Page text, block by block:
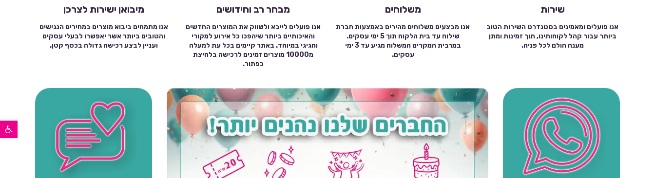
פתח סרגל נגישות
שירות
אנו פועלים ומאמינים בסטנדרט השירות הטוב
ביותר עבור קהל לקוחותינו, תוך זמינות ומתן
מענה הולם לכל פניה.
משלוחים
אנו מבצעים משלוחים מהירים באמצעות חברת
שילוח עד בית הלקוח תוך 5 ימי עסקים.
במרבית המקרים המשלוח מגיע עד 3 ימי
עסקים.
מבחר רב וחידושים
אנו פועלים לייבא ולשווק את המוצרים החדשים
והאיכותיים ביותר שיהפכו כל אירוע למקורי
וחגיגי במיוחד. באתר קיימים בכל עת למעלה
מ10000 מוצרים זמינים לרכישה בלחיצת
כפתור.
מיבואן ישירות לצרכן
אנו מתמחים ביבוא מוצרים במחירים הנגישים
והטובים ביותר אשר יאפשרו לבעלי עסקים
ועניין לבצע רכישה גדולה בכסף קטן.